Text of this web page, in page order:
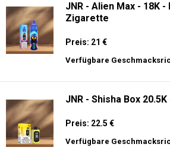
JNR - Alien Max - 18K -
Zigarette
Preis: 21 €
Verfügbare
JNR - Shisha Box
Preis: 22.5 €
Verfügbare